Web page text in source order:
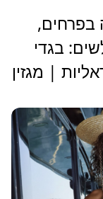
בגדי
| מגזין